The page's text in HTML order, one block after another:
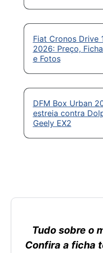
Fiat Cronos Drive
2026: Preço,
e Fotos
DFM Box Urban
estreia contra
Geely EX2
Tudo sobre o
Confira a ficha